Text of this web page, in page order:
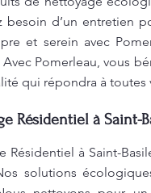
besoin d’un entretien
et serein avec
Avec Pomerleau, vous
qui répondra à toutes
Résidentiel à Saint-
Résidentiel à Saint-
solutions